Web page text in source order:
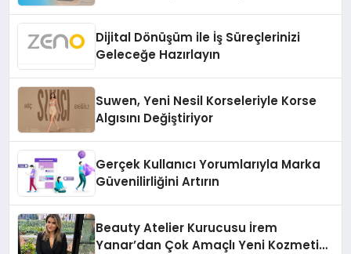
Dijital Dönüşüm ile İş Süreçlerinizi
Geleceğe Hazırlayın
Suwen, Yeni Nesil Korseleriyle Korse
Algısını Değiştiriyor
Gerçek Kullanıcı Yorumlarıyla Marka
Güvenilirliğini Artırın
Beauty Atelier Kurucusu İrem
Yanar’dan Çok Amaçlı Yeni Kozmetik